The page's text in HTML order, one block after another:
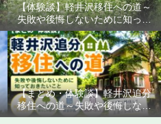
【体験談】軽井沢移住への道～
失敗や後悔しないために知って
おきたいこと
【まとめ・体験談】軽井沢追分
移住への道～失敗や後悔しない
ために知っておきたいこと